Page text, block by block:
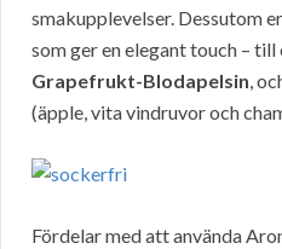
smakupplevelser. Dessutom
som ger en elegant touch – till
Grapefrukt-Blodapelsin,
(äpple, vita vindruvor och
Fördelar med att använda